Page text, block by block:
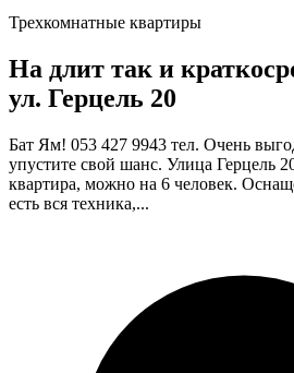
Трехкомнатные квартиры
На длит так и
ул. Герцель 20
Бат Ям! 053 427 9943 тел. Очень
упустите свой шанс. Улица Герцель
квартира, можно на 6 человек.
есть вся техника,...